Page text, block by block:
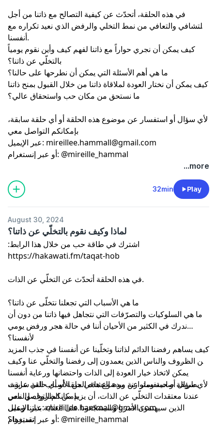
وعلى قلوب الجميع.
طاقة حب كبيرة لكم، كلّي إمتنان وتقدير لرسائلكم وكلماتكم
المليئة بالحب والصدق والأصالة.
للتواصل مع ميراي عبر الإيميل:
taqathob@hakawati.fm
كما وبإمكانكم متابعة ميراي على إنستغرام من خلال الصفحتين
أدناه:
@mireille_hammal
في هذه الحلقة، أتحدّث عن كيفية التصالح مع ذاتنا من أجل
التشافي والتعافي من نمط التخلي والرفض الذي نعيد تكراره مع
أنفسنا.
كيف يمكن أن نجري حواراً مع ذاتنا لفهم كيف وأين نقوم يومياً
بالتخلّي عن ذاتنا؟
كيف يمكن أن نختار العودة لملاقاة ذاتنا من خلال القبول بمنح ذاتنا
لأي سؤال أو استفسار عن موضوع هذه الحلقة أو أي حلقة سابقة،
عبر الإيميل: mireillee.hammall@gmail.com
أو عبر إنستغرام: @mireille_hammal
...more
32min Play
August 30, 2024
لماذا وكيف نقوم بالتخلّي عن ذاتنا؟
اشترك في طاقة حب من خلال هذا الرابط:
في هذه الحلقة أتحدّث عن التخلّي عن الذات.
ما هي السلوكيات والتصرّفات التي نتجاهل فيها ذاتنا من دون أن
ندرك في الكثير من الأحيان أننا في حالة هجر ورفض يومي
كيف يساهم رفضنا الدائم لذاتنا وتخلّينا عن أنفسنا في جذب المزيد
من الظروف والناس الذين يعمدون إلى رفضنا والتخلّي عنا وكيف
يمكن لاتخاذ خيار العودة إلى الذات واحتضانها ورعاية أنفسنا
بطريقة صحية ومتوازنة وبدء التشافي من الأسباب التي عززت
عندنا معتقدات التخلّي عن الذات، أن يزيد من الظروف والناس
الذين سيهتمون لأمرنا وسيشجّعونا على العناية بذاتنا وعلى
تقديرها؟
لأي سؤال أو استفسار عن موضوع هذه الحلقة أو أي حلقة سابقة،
بإمكانكم التواصل معي
عبر الإيميل:mireillee.hammall@gmail.com
أو عبر إنستغرام: @mireille_hammal